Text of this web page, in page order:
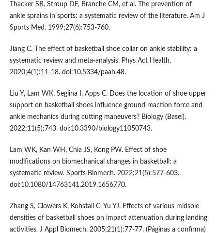
Thacker SB, Stroup DF, Branche CM, et al. The prevention of
ankle sprains in sports: a systematic review of the literature. Am J
Sports Med. 1999;27(6):753-760.
Jiang C. The effect of basketball shoe collar on ankle stability: a
systematic review and meta-analysis. Phys Act Health.
2020;4(1):11-18. doi:10.5334/paah.48.
Liu Y, Lam WK, Seglina I, Apps C. Does the location of shoe upper
support on basketball shoes influence ground reaction force and
ankle mechanics during cutting maneuvers? Biology (Basel).
2022;11(5):743. doi:10.3390/biology11050743.
Lam WK, Kan WH, Chia JS, Kong PW. Effect of shoe
modifications on biomechanical changes in basketball: a
systematic review. Sports Biomech. 2022;21(5):577-603.
doi:10.1080/14763141.2019.1656770.
Zhang S, Clowers K, Kohstall C, Yu YJ. Effects of various midsole
densities of basketball shoes on impact attenuation during landing
activities. J Appl Biomech. 2005;21(1):77-77. (Páginas a confirma)